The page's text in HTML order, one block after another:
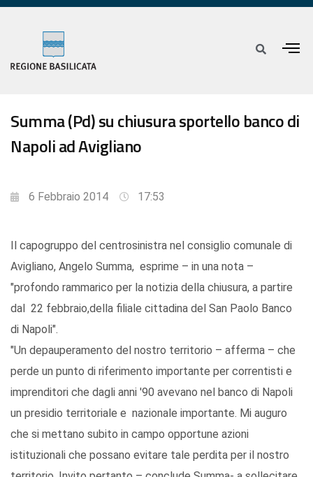
Summa (Pd) su chiusura sportello banco di
Napoli ad Avigliano
6 Febbraio 2014 17:53
Il capogruppo del centrosinistra nel consiglio comunale di
Avigliano, Angelo Summa, esprime – in una nota –
"profondo rammarico per la notizia della chiusura, a partire
dal 22 febbraio,della filiale cittadina del San Paolo Banco
di Napoli".
"Un depauperamento del nostro territorio – afferma – che
perde un punto di riferimento importante per correntisti e
imprenditori che dagli anni '90 avevano nel banco di Napoli
un presidio territoriale e nazionale importante. Mi auguro
che si mettano subito in campo opportune azioni
istituzionali che possano evitare tale perdita per il nostro